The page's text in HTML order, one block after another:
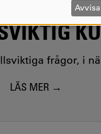
frågor, i
LÄS MER
Avvisa